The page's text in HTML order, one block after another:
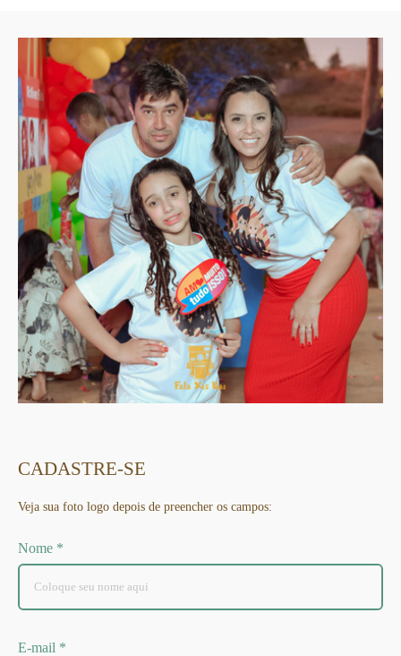
CADASTRE-SE
Veja sua foto logo depois de preencher os campos:
Nome *
E-mail *